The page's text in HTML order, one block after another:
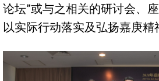
论坛”或与之相关的研讨会、
以实际行动落实及弘扬嘉庚精